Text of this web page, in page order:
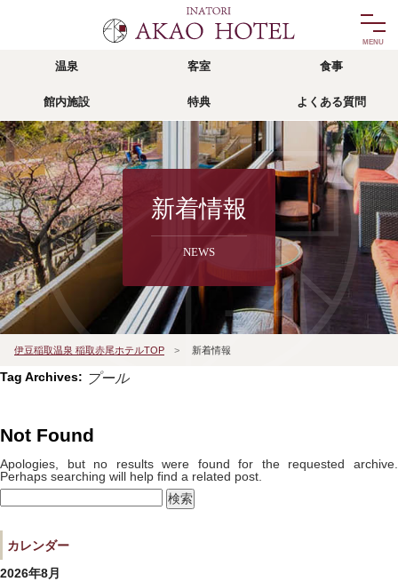
食事
food
館内施設
facility
リゾッチャ
risocha izu
特典
privilege
アクセス よくある質問
faq
宿泊予約
reservation
温泉 客室 食事
館内施設 特典 よくある質問
新着情報
NEWS
伊豆稲取温泉 稲取赤尾ホテルTOP > 新着情報
Tag Archives: プール
Not Found
Apologies, but no results were found for the requested archive.
Perhaps searching will help find a related post.
索:
カレンダー
2026年8月